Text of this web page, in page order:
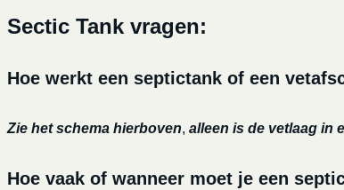
Sectic Tank vragen:
Hoe werkt een septictank of een
Zie het schema hierboven, alleen is de vetlaag in
Hoe vaak of wanneer moet je een